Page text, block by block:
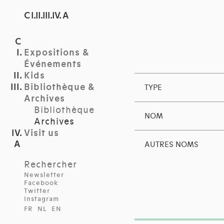
C I.II.III.IV. A
Expositions &
Événements
Kids
Bibliothèque &
Archives
Bibliothèque
Archives
Visit us
Rechercher
Newsletter
Facebook
Twitter
Instagram
FR
NL EN
TYPE
NOM
AUTRES NOMS